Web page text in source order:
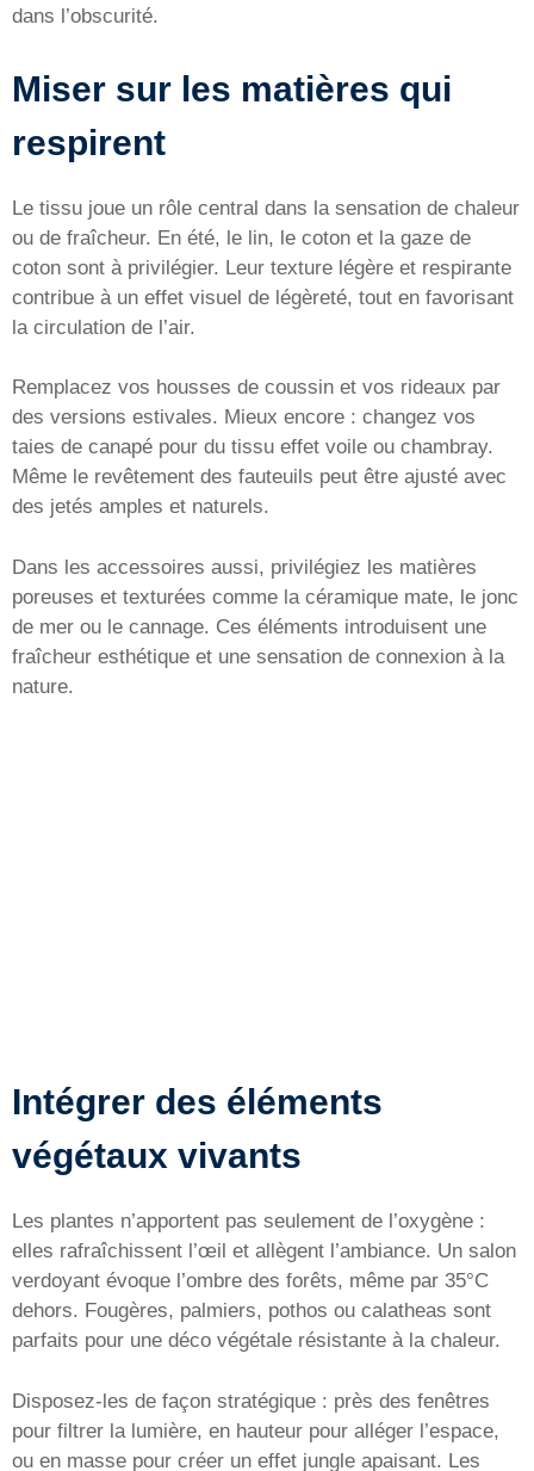
dans l’obscurité.
Miser sur les matières qui
respirent
Le tissu joue un rôle central dans la sensation de chaleur
ou de fraîcheur. En été, le lin, le coton et la gaze de
coton sont à privilégier. Leur texture légère et respirante
contribue à un effet visuel de légèreté, tout en favorisant
la circulation de l’air.
Remplacez vos housses de coussin et vos rideaux par
des versions estivales. Mieux encore : changez vos
taies de canapé pour du tissu effet voile ou chambray.
Même le revêtement des fauteuils peut être ajusté avec
des jetés amples et naturels.
Dans les accessoires aussi, privilégiez les matières
poreuses et texturées comme la céramique mate, le jonc
de mer ou le cannage. Ces éléments introduisent une
fraîcheur esthétique et une sensation de connexion à la
nature.
Intégrer des éléments
végétaux vivants
Les plantes n’apportent pas seulement de l’oxygène :
elles rafraîchissent l’œil et allègent l’ambiance. Un salon
verdoyant évoque l’ombre des forêts, même par 35°C
dehors. Fougères, palmiers, pothos ou calatheas sont
parfaits pour une déco végétale résistante à la chaleur.
Disposez-les de façon stratégique : près des fenêtres
pour filtrer la lumière, en hauteur pour alléger l’espace,
ou en masse pour créer un effet jungle apaisant. Les